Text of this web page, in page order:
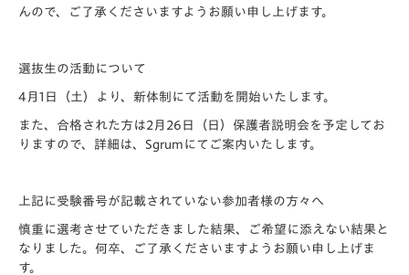
んので、ご了承くださいますようお願い申し上げます。
選抜生の活動について
4月1日（土）より、新体制にて活動を開始いたします。
また、合格された方は2月26日（日）保護者説明会を予定してお
りますので、詳細は、Sgrumにてご案内いたします。
上記に受験番号が記載されていない参加者様の方々へ
慎重に選考させていただきました結果、ご希望に添えない結果と
なりました。何卒、ご了承くださいますようお願い申し上げま
す。